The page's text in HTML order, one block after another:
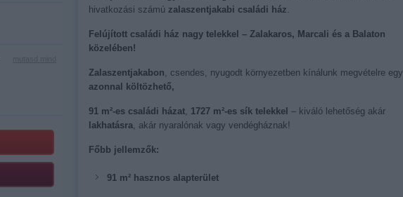
hivatkozási számú zalaszentjakabi családi ház
Felújított családi ház nagy telekkel – Zalakaros, Marcali és a Balaton
közelében!
Zalaszentjakabon , csendes, nyugodt környezetben kínálunk megvételre egy
azonnal költözhető,
91 m²-es családi házat 1727 m²-es sík telekkel – kiváló lehetőség akár
lakhatásra , akár nyaralónak vagy vendégháznak!
Főbb jellemzők:
91 m² hasznos alapterület